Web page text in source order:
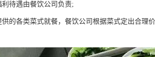
待遇由餐饮公司负责;
的各类菜式就餐，餐饮公司根据菜式定出合理